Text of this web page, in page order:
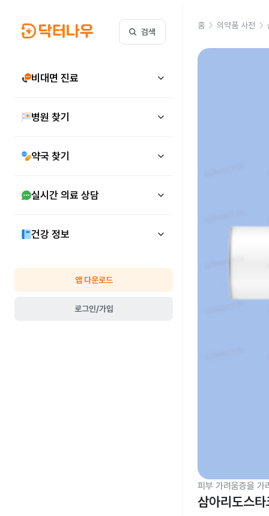
검색
비대면 진료
병원 찾기
약국 찾기
실시간 의료 상담
건강 정보
앱 다운로드
로그인/가입
홈 의약품 사전
피부 가려움증을 가
삼아리도스